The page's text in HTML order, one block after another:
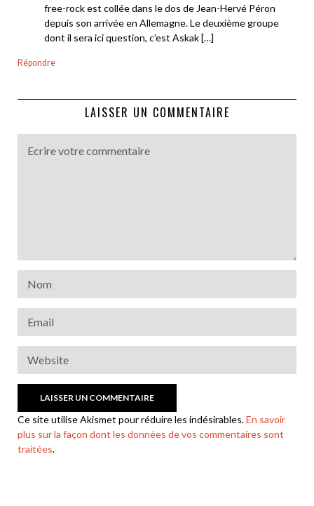
free-rock est collée dans le dos de Jean-Hervé Péron
depuis son arrivée en Allemagne. Le deuxième groupe
dont il sera ici question, c’est Askak […]
Répondre
LAISSER UN COMMENTAIRE
Ce site utilise Akismet pour réduire les indésirables.En savoir
plus sur la façon dont les données de vos commentaires sont
traitées.